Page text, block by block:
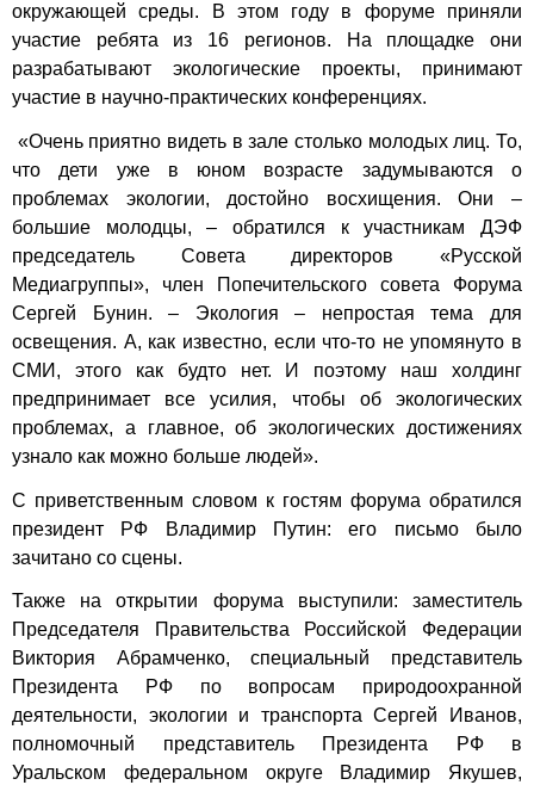
окружающей среды. В этом году в форуме приняли
участие ребята из 16 регионов. На площадке они
разрабатывают экологические проекты, принимают
участие в научно-практических конференциях.
«Очень приятно видеть в зале столько молодых лиц. То,
что дети уже в юном возрасте задумываются о
проблемах экологии, достойно восхищения. Они –
большие молодцы, – обратился к участникам ДЭФ
председатель Совета директоров «Русской
Медиагруппы», член Попечительского совета Форума
Сергей Бунин. – Экология – непростая тема для
освещения. А, как известно, если что-то не упомянуто в
СМИ, этого как будто нет. И поэтому наш холдинг
предпринимает все усилия, чтобы об экологических
проблемах, а главное, об экологических достижениях
узнало как можно больше людей».
С приветственным словом к гостям форума обратился
президент РФ Владимир Путин: его письмо было
зачитано со сцены.
Также на открытии форума выступили: заместитель
Председателя Правительства Российской Федерации
Виктория Абрамченко, специальный представитель
Президента РФ по вопросам природоохранной
деятельности, экологии и транспорта Сергей Иванов,
полномочный представитель Президента РФ в
Уральском федеральном округе Владимир Якушев,